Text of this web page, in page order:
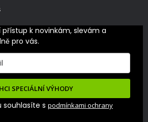
přístup k novinkám, slevám a
pro vás.
SPECIÁLNÍ VÝHODY
s podmínkami ochrany